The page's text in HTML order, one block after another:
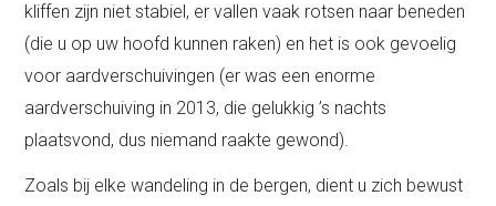
kliffen zijn niet stabiel, er vallen vaak rotsen naar beneden
(die u op uw hoofd kunnen raken) en het is ook gevoelig
voor aardverschuivingen (er was een enorme
aardverschuiving in 2013, die gelukkig ’s nachts
plaatsvond, dus niemand raakte gewond).
Zoals bij elke wandeling in de bergen, dient u zich bewust